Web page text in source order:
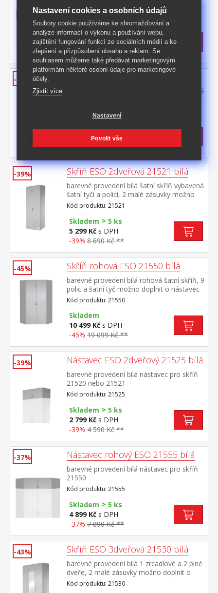
21540
Skladem>5 ks
4 199 Kčs DPH
-40% 6 999 Kč **
-45% Skříň ESO 2dveřová 21520 bílá
barevné provedení bílá šatní skříň vybavená
šatní tyčí a policí možno doplnit o nástavec
Kód produktu: 21520
3 999 Kčs DPH
-45% 7 299 Kč **
-39% Skříň ESO 2dveřová 21521 bílá
barevné provedení bílá šatní skříň vybavená
šatní tyčí a policí, 2 malé zásuvky možno
doplnit o nástavec 21525
Kód produktu: 21521
Skladem > 5 ks
5 299 Kč s DPH
-39% 8 690 Kč **
-45% Skříň rohová ESO 21550 bílá
barevné provedení bílá rohová šatní skříň, 9
polic a šatní tyč možno doplnit o nástavec
21555
Kód produktu: 21550
Skladem
10 499 Kč s DPH
-45% 19 099 Kč **
-39% Nástavec ESO 2dveřový 21525 bílá
barevné provedení bílá nástavec pro skříň
21520 nebo 21521
Kód produktu: 21525
Skladem > 5 ks
2 799 Kč s DPH
-39% 4 590 Kč **
-37% Nástavec rohový ESO 21555 bílá
barevné provedení bílá nástavec pro skříň
21550
Kód produktu: 21555
Skladem > 5 ks
4 899 Kč s DPH
-37% 7 890 Kč **
-43% Skříň ESO 3dveřová 21530 bílá
barevné provedení bílá 1 zrcadlové a 2 plné
dveře, 2 malé zásuvky možno doplnit o
nástavec 21535
Kód produktu: 21530
Nastavení cookies a osobních údajů
Soubory cookie používáme ke shromažďování a
analýze informací o výkonu a používání webu,
zajištění fungování funkcí ze sociálních médií a ke
zlepšení a přizpůsobení obsahu a reklam. Se
souhlasem můžeme také předávat marketingovým
platformám některé osobní údaje pro marketingové
účely.
Zjistit více
Nastavení
Povolit vše